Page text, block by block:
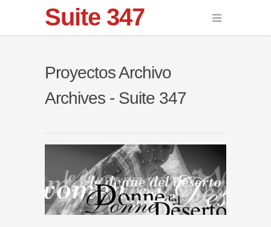
Suite 347
Proyectos Archivo
Archives - Suite 347